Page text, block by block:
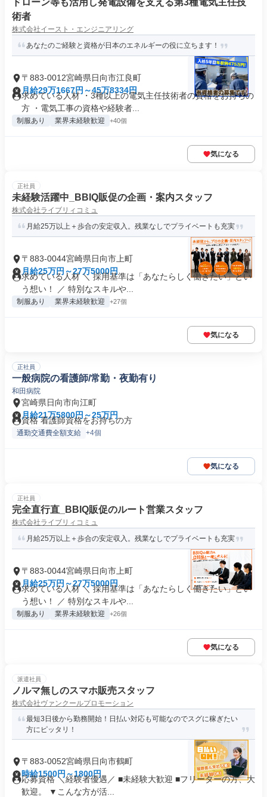
ドローン等も活用し発電設備を支える第3種電気主任技
術者
株式会社イースト・エンジニアリング
あなたのご経験と資格が日本のエネルギーの役に立ちます！
〒883-0012宮崎県日向市江良町
月給29万1667円～45万8334円
求めている人材 ・3種以上の電気主任技術者の資格をお持ちの
方 ・電気工事の資格や経験者...
制服あり 業界未経験歓迎 +40個
気になる
正社員
未経験活躍中_BBIQ販促の企画・案内スタッフ
株式会社ライブリィコミュ
月給25万以上＋歩合の安定収入。残業なしでプライベートも充実
〒883-0044宮崎県日向市上町
月給25万円～27万5000円
求めている人材 ＼ 採用基準は「あなたらしく働きたい」とい
う想い！ ／ 特別なスキルや...
制服あり 業界未経験歓迎 +27個
気になる
正社員
一般病院の看護師/常勤・夜勤有り
和田病院
宮崎県日向市向江町
月給21万5800円～25万円
資格 看護師資格をお持ちの方
通勤交通費全額支給 +4個
気になる
正社員
完全直行直_BBIQ販促のルート営業スタッフ
株式会社ライブリィコミュ
月給25万以上＋歩合の安定収入。残業なしでプライベートも充実
〒883-0044宮崎県日向市上町
月給25万円～27万5000円
求めている人材 ＼ 採用基準は「あなたらしく働きたい」とい
う想い！ ／ 特別なスキルや...
制服あり 業界未経験歓迎 +26個
気になる
派遣社員
ノルマ無しのスマホ販売スタッフ
株式会社ヴァンクールプロモーション
最短3日後から勤務開始！日払い対応も可能なのでスグに稼ぎたい
方にピッタリ！
〒883-0052宮崎県日向市鶴町
時給1500円～1800円
応募資格 ＼経験者優遇／ ■未経験大歓迎 ■フリーターの方、大
歓迎。 ▼こんな方が活...